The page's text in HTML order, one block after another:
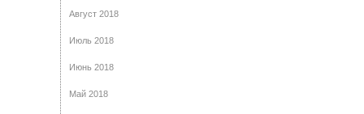
Август 2018
Июль 2018
Июнь 2018
Май 2018